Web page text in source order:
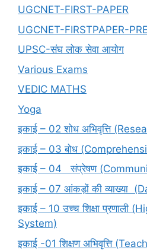
UGCNET-FIRST-PAPER
UGCNET-FIRSTPAPER-
UPSC-संघ लोक सेवा आयोग
Various Exams
VEDIC MATHS
Yoga
इकाई – 02 शोध अभिवृत्ति
इकाई – 03 बोध
इकाई – 04 संप्रेषण
इकाई – 07 आंकड़ों की व्याख्या
इकाई – 10 उच्च शिक्षा प्रणाली
System)
इकाई -01 शिक्षण अभिवृत्ति